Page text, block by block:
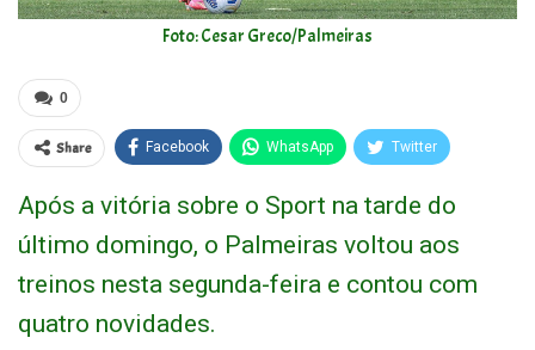
Foto: Cesar Greco/Palmeiras
0
Share Facebook WhatsApp Twitter
Após a vitória sobre o Sport na tarde do
último domingo, o Palmeiras voltou aos
treinos nesta segunda-feira e contou com
quatro novidades.